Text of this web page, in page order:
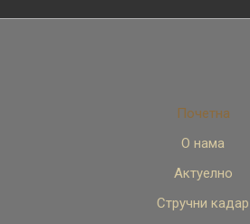
Почетна
О нама
Актуелно
Стручни кадар